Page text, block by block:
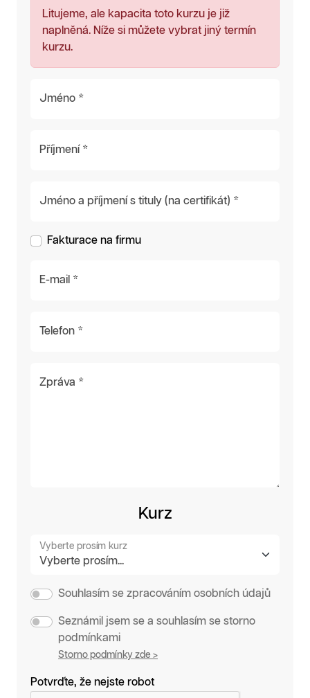
Litujeme, ale kapacita toto kurzu je již
naplněná. Níže si můžete vybrat jiný termín
kurzu.
Jméno *
Příjmení *
Jméno a příjmení s tituly (na certifikát) *
Fakturace na firmu
E-mail *
Telefon *
Zpráva *
Kurz
Vyberte prosím kurz
Souhlasím se zpracováním osobních údajů
Seznámil jsem se a souhlasím se storno
podmínkami
Storno podmínky zde >
Potvrďte, že nejste robot